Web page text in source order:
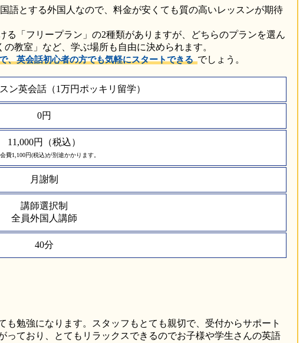
語とする外国人なので、料金が安くても質の高いレッスンが期待
「フリープラン」の2種類がありますが、どちらのプランを選ん
教室」など、学ぶ場所も自由に決められます。
、英会話初心者の方でも気軽にスタートできる でしょう。
ン英会話（1万円ポッキリ留学）
0円
11,000円（税込）
費1,100円(税込)が別途かかります。
月謝制
講師選択制
全員外国人講師
40分
勉強になります。スタッフもとても親切で、受付からサポート
ており、とてもリラックスできるのでお子様や学生さんの英語